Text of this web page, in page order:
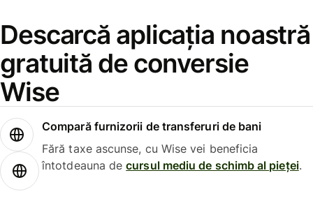
Descarcă aplicația noastră
gratuită de conversie
Wise
Compară furnizorii de transferuri de bani
Fără taxe ascunse, cu Wise vei beneficia
întotdeauna decursul mediu de schimb al pieței.